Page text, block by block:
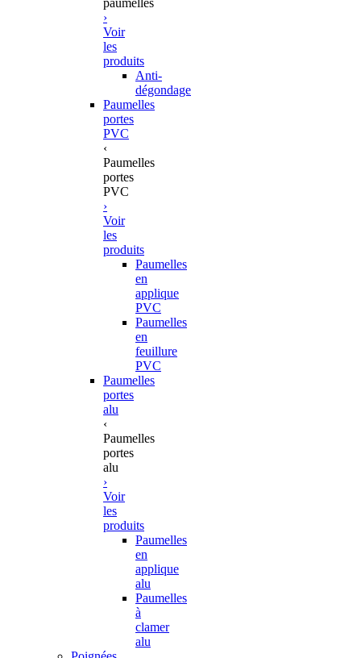
›
Voir
les
produits
Anti-
dégondage
Paumelles
portes
PVC
‹
Paumelles
portes
PVC
›
Voir
les
produits
Paumelles
en
applique
PVC
Paumelles
en
feuillure
PVC
Paumelles
portes
alu
‹
Paumelles
portes
alu
›
Voir
les
produits
Paumelles
en
applique
alu
Paumelles
à
clamer
alu